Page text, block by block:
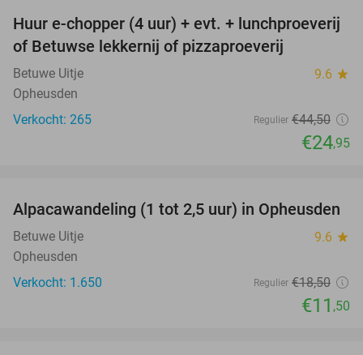
44%
Huur e-chopper (4 uur) + evt. + lunchproeverij
of Betuwse lekkernij of pizzaproeverij
Betuwe Uitje 9.6 star
Opheusden
Verkocht: 265
Regulier €44,50
€24,95
38%
Alpacawandeling (1 tot 2,5 uur) in Opheusden
Betuwe Uitje 9.6 star
Opheusden
Verkocht: 1.650
Regulier €18,50
€11 ,50